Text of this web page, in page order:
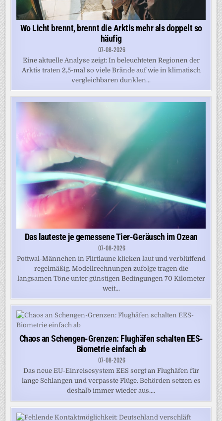
Wo Licht brennt, brennt die Arktis mehr als doppelt so
häufig
07-08-2026
Eine aktuelle Analyse zeigt: In beleuchteten Regionen der
Arktis traten 2,5-mal so viele Brände auf wie in klimatisch
vergleichbaren dunklen...
Das lauteste je gemessene Tier-Geräusch im Ozean
07-08-2026
Pottwal-Männchen in Flirtlaune klicken laut und verblüffend
regelmäßig. Modellrechnungen zufolge tragen die
langsamen Töne unter günstigen Bedingungen 70 Kilometer
weit...
Chaos an Schengen-Grenzen: Flughäfen schalten EES-
Biometrie einfach ab
07-08-2026
Das neue EU-Einreisesystem EES sorgt an Flughäfen für
lange Schlangen und verpasste Flüge. Behörden setzen es
deshalb immer wieder aus....